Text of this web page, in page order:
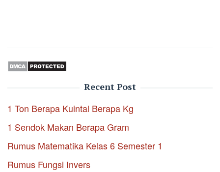
Recent Post
1 Ton Berapa Kuintal Berapa Kg
1 Sendok Makan Berapa Gram
Rumus Matematika Kelas 6 Semester 1
Rumus Fungsi Invers